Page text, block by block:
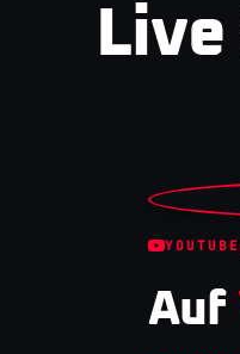
Live
YOUTUBE
Auf